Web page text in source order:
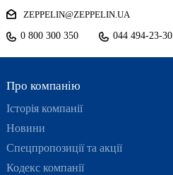
ZEPPELIN@ZEPPELIN.UA
0 800 300 350
044 494-23-30
Про компанію
Історія компанії
Новини
Спецпропозиції та акції
Кодекс компанії